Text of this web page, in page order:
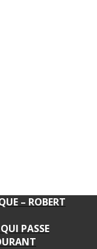
– ROBERT
PASSE